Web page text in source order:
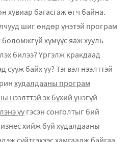
хувиар багасгаж өгч байна.
шиг өндөр үнэтэй програм
хүмүүс яаж хууль
билээ? Үргэлж кракдаад
сууж байх уу? Тэгвэл нээлттэй
худалдааны програм
нээлттэй эх бүхий үнэгүй
үү гэсэн сонголтыг бий
хийж буй худалдааны
сүйтгэхээс хамгаалж байгаа